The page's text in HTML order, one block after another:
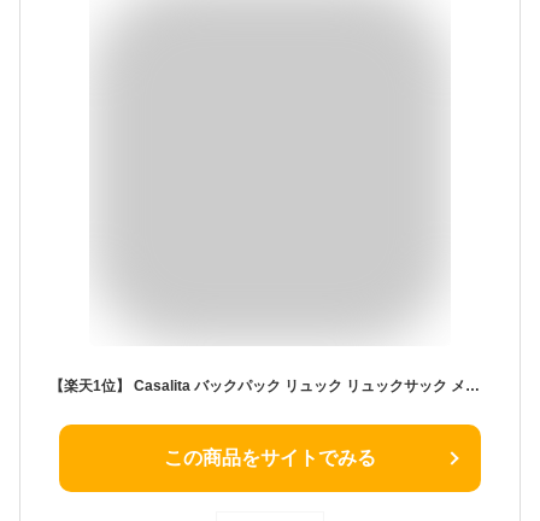
【楽天1位】 Casalita バックパック リュック リュックサック メンズ レディース かわいい おしゃれ シンプル 人気 AGSリュック 無重力リュック 撥水 軽量 軽い 使いやすい A4 15.6インチ PC ブラック グレー アイボリー ブルー キャサリータ 通勤 通学 大学生 CL-4970
この商品をサイトでみる